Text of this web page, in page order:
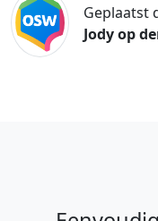
Geplaatst
Jody op